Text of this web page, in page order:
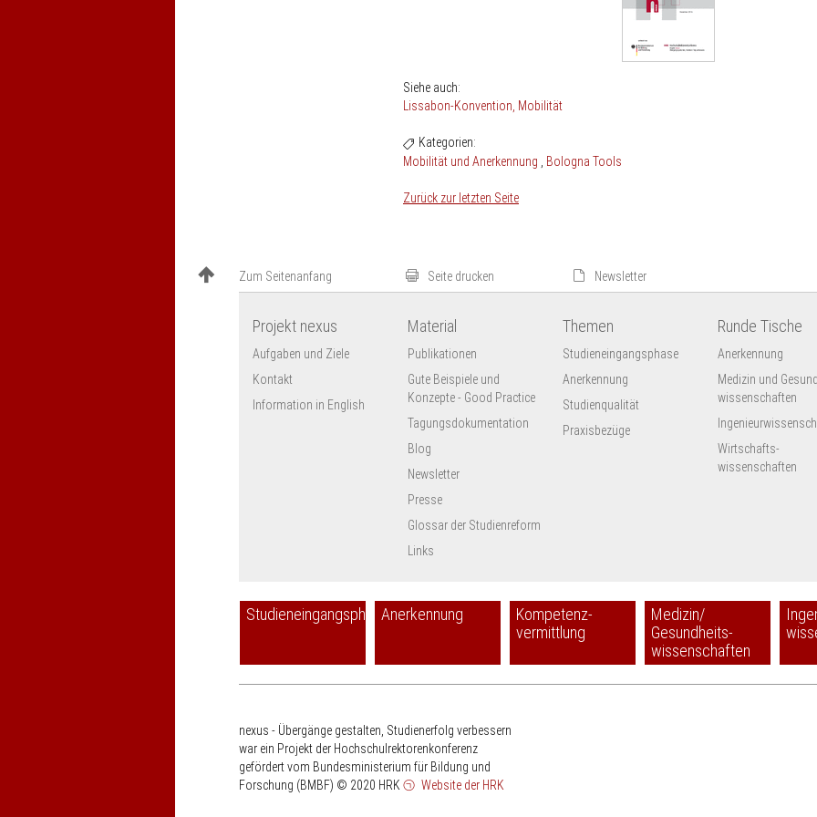
Siehe auch:
Lissabon-Konvention Mobilität
Kategorien:
Mobilität und Anerkennung
Bologna Tools
Zurück zur letzten Seite
Zum Seitenanfang Seite drucken Newsletter
Projekt nexus
Aufgaben und Ziele
Kontakt
Information in English
Material
Publikationen
Gute Beispiele und
Konzepte - Good Practice
Tagungsdokumentation
Blog
Newsletter
Presse
Glossar der Studienreform
Links
Themen
Studieneingangsphase
Anerkennung
Studienqualität
Praxisbezüge
Runde Tische
Anerkennung
Medizin und
wissenschaften
Wirtschafts-
wissenschaften
StudieneingangsphaseAnerkennung
Kompetenz-
vermittlung
Medizin/
Gesundheits-
wissenschaften
nexus - Übergänge gestalten, Studienerfolg verbessern
war ein Projekt der Hochschulrektorenkonferenz
gefördert vom Bundesministerium für Bildung und
Forschung (BMBF) © 2020 HRK Website der HRK